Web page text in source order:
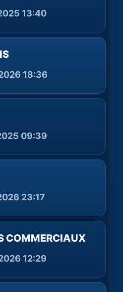
13:40
18:36
09:39
23:17
COMMERCIAUX
12:29